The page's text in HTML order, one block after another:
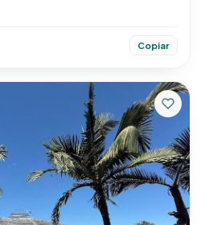
Copiar